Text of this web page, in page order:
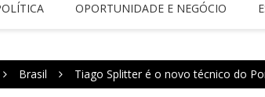
OPORTUNIDADE E NEGÓCIO
Brasil Tiago Splitter é o novo técnico do